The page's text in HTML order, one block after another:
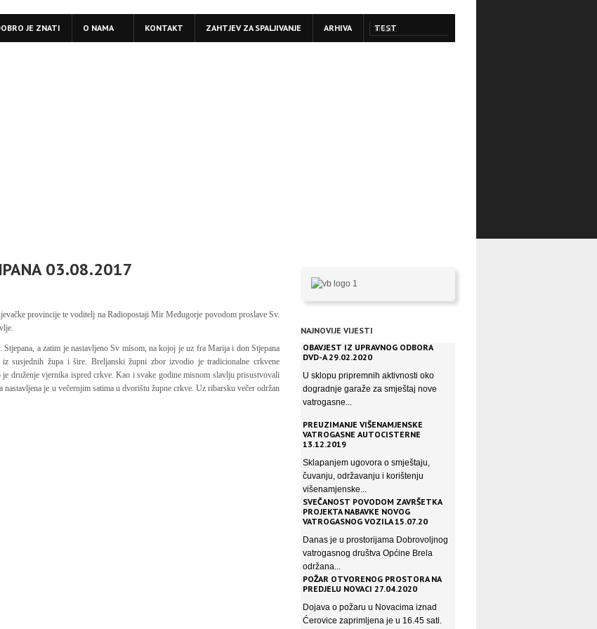
JE ZNATI O NAMA KONTAKT ZAHTJEV ZA SPALJIVANJE ARHIVA TEST
03.08.2017
provincije te voditelj na Radiopostaji Mir Međugorje povodom proslave Sv.
a zatim je nastavljeno Sv misom, na kojoj je uz fra Marija i don Stjepana
iz susjednih župa i šire. Breljanski župni zbor izvodio je tradicionalne crkvene
druženje vjernika ispred crkve. Kao i svake godine misnom slavlju prisustvovali
je u večernjim satima u dvorištu župne crkve. Uz ribarsku večer održan
NAJNOVIJE VIJESTI
OBAVJEST IZ UPRAVNOG ODBORA
DVD-A 29.02.2020
U sklopu pripremnih aktivnosti oko
dogradnje garaže za smještaj nove
vatrogasne...
PREUZIMANJE VIŠENAMJENSKE
VATROGASNE AUTOCISTERNE
13.12.2019
Sklapanjem ugovora o smještaju,
čuvanju, održavanju i korištenju
višenamjenske...
SVEČANOST POVODOM ZAVRŠETKA
PROJEKTA NABAVKE NOVOG
VATROGASNOG VOZILA 15.07.20
Danas je u prostorijama Dobrovoljnog
vatrogasnog društva Općine Brela
održana...
POŽAR OTVORENOG PROSTORA NA
PREDJELU NOVACI 27.04.2020
Dojava o požaru u Novacima iznad
Ćerovice zaprimljena je u 16.45 sati.